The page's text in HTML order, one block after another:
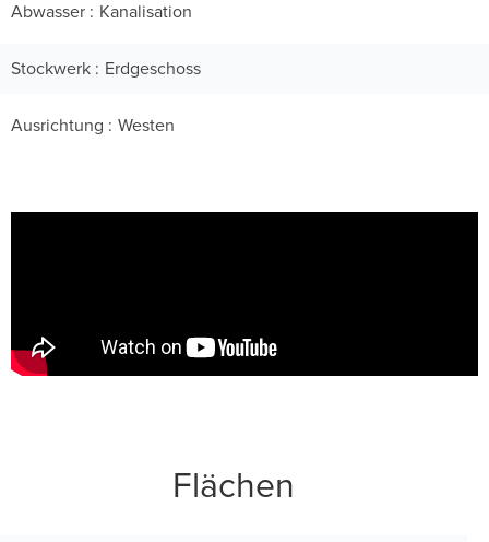
Abwasser Kanalisation
Stockwerk Erdgeschoss
Ausrichtung Westen
Flächen